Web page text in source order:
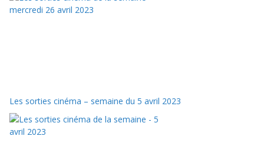
Les sorties cinéma – semaine du 5 avril 2023